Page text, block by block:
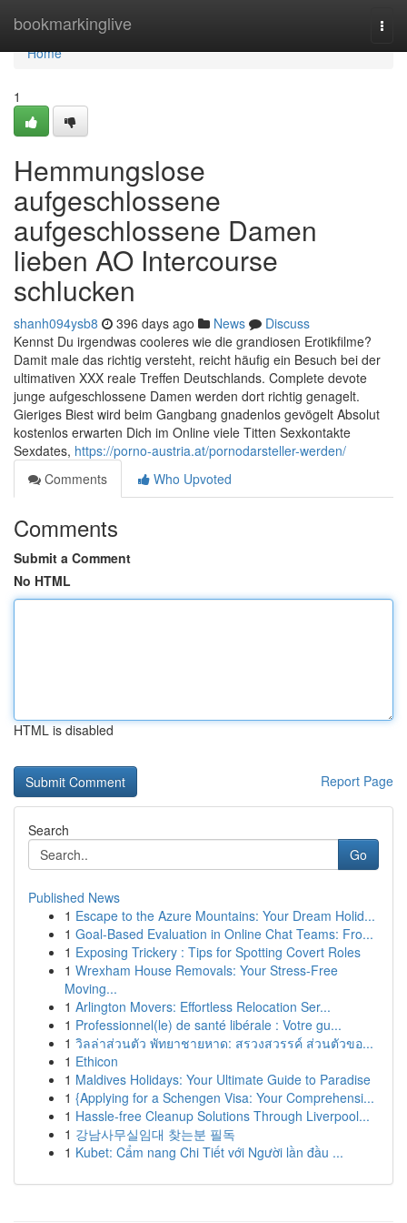
bookmarkinglive
Home
Home
1
Hemmungslose
aufgeschlossene
aufgeschlossene Damen
lieben AO Intercourse
schlucken
shanh094ysb8 396 days ago News
Discuss
Kennst Du irgendwas cooleres wie die grandiosen Erotikfilme?
Damit male das richtig versteht, reicht häufig ein Besuch bei der
ultimativen XXX reale Treffen Deutschlands. Complete devote
junge aufgeschlossene Damen werden dort richtig genagelt.
Gieriges Biest wird beim Gangbang gnadenlos gevögelt Absolut
kostenlos erwarten Dich im Online viele Titten Sexkontakte
Sexdates, https://porno-austria.at/pornodarsteller-werden/
Comments
Who Upvoted
Comments
Submit a Comment
No HTML
HTML is disabled
Report Page
Search
Go
Published News
1 Escape to the Azure Mountains: Your Dream Holid...
1 Goal-Based Evaluation in Online Chat Teams: Fro...
1 Exposing Trickery : Tips for Spotting Covert Roles
1 Wrexham House Removals: Your Stress-Free
Moving...
1 Arlington Movers: Effortless Relocation Ser...
1 Professionnel(le) de santé libérale : Votre gu...
1 วิลล่าส่วนตัว พัทยาชายหาด: สรวงสวรรค์ ส่วนตัวขอ...
1 Ethicon
1 Maldives Holidays: Your Ultimate Guide to Paradise
1 {Applying for a Schengen Visa: Your Comprehensi...
1 Hassle-free Cleanup Solutions Through Liverpool...
1 강남사무실임대 찾는분 필독
1 Kubet: Cẩm nang Chi Tiết với Người lần đầu ...